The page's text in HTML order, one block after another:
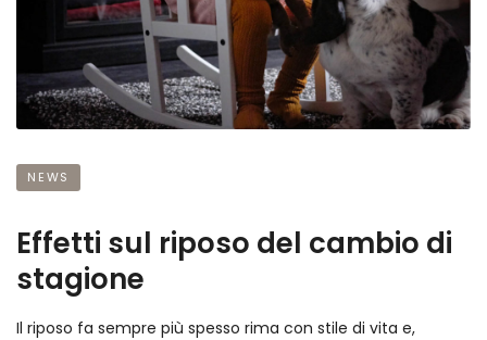
NEWS
Effetti sul riposo del cambio di
stagione
Il riposo fa sempre più spesso rima con stile di vita e,